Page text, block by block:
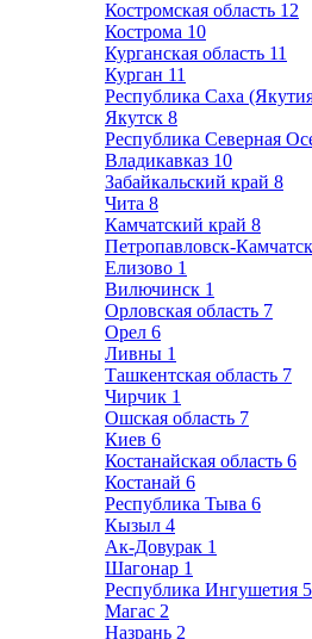
Костромская область 12
Кострома 10
Курганская область 11
Курган 11
Республика Саха
Якутск 8
Республика Северная
Владикавказ 10
Забайкальский край 8
Чита 8
Камчатский край 8
Петропавловск-
Елизово 1
Вилючинск 1
Орловская область 7
Орел 6
Ливны 1
Ташкентская область 7
Чирчик 1
Ошская область 7
Киев 6
Костанайская область 6
Костанай 6
Республика Тыва 6
Кызыл 4
Ак-Довурак 1
Шагонар 1
Республика Ингушетия 5
Магас 2
Назрань 2